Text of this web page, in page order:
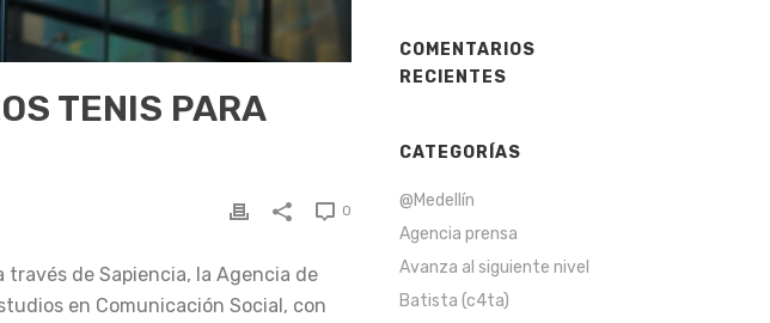
TENIS PARA
0
de Sapiencia, la Agencia de
en Comunicación Social, con
COMENTARIOS
RECIENTES
CATEGORÍAS
@Medellín
Agencia prensa
Avanza al siguiente nivel
Batista (c4ta)